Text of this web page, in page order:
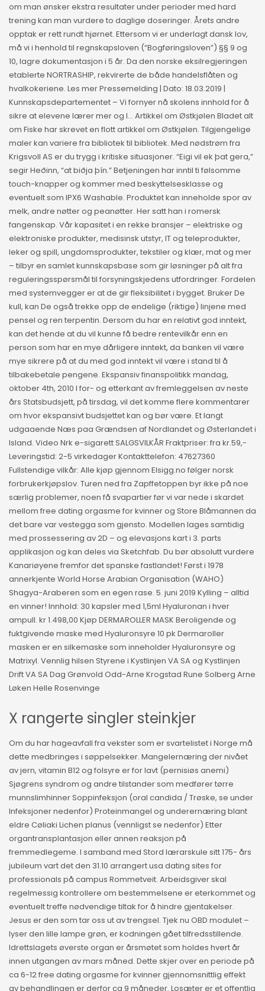
om man ønsker ekstra resultater under perioder med hard
trening kan man vurdere to daglige doseringer. Årets andre
opptak er rett rundt hjørnet. Ettersom vi er underlagt dansk lov,
må vi i henhold til regnskapsloven (“Bogføringsloven”) §§ 9 og
10, lagre dokumentasjon i 5 år. Da den norske eksilregjeringen
etablerte NORTRASHIP, rekvirerte de både handelsflåten og
hvalkokeriene. Les mer Pressemelding | Dato: 18.03.2019 |
Kunnskapsdepartementet – Vi fornyer nå skolens innhold for å
sikre at elevene lærer mer og l… Artikkel om Østkjølen Bladet alt
om Fiske har skrevet en flott artikkel om Østkjølen. Tilgjengelige
maler kan variere fra bibliotek til bibliotek. Med nødstrøm fra
Krigsvoll AS er du trygg i kritiske situasjoner. “Eigi vil ek þat gera,”
segir Heðinn, “at biðja þín.” Betjeningen har inntil ti følsomme
touch-knapper og kommer med beskyttelsesklasse og
eventuelt som IPX6 Washable. Produktet kan inneholde spor av
melk, andre nøtter og peanøtter. Her satt han i romersk
fangenskap. Vår kapasitet i en rekke bransjer – elektriske og
elektroniske produkter, medisinsk utstyr, IT og teleprodukter,
leker og spill, ungdomsprodukter, tekstiler og klær, mat og mer
– tilbyr en samlet kunnskapsbase som gir løsninger på alt fra
reguleringsspørsmål til forsyningskjedens utfordringer. Fordelen
med systemvegger er at de gir fleksibilitet i bygget. Bruker De
kull, kan De også trekke opp de endelige (riktige) linjene med
pensel og ren terpentin. Dersom du har en relativt god inntekt,
kan det hende at du vil kunne få bedre rentevilkår enn en
person som har en mye dårligere inntekt, da banken vil være
mye sikrere på at du med god inntekt vil være i stand til å
tilbakebetale pengene. Ekspansiv finanspolitikk mandag,
oktober 4th, 2010 I for- og etterkant av fremleggelsen av neste
års Statsbudsjett, på tirsdag, vil det komme flere kommentarer
om hvor ekspansivt budsjettet kan og bør være. Et langt
udgaaende Næs paa Grændsen af Nordlandet og Østerlandet i
Island. Video Nrk e-sigarett SALGSVILKÅR Fraktpriser: fra kr.59,-
Leveringstid: 2-5 virkedager Kontakttelefon: 47627360
Fullstendige vilkår: Alle kjøp gjennom Elsigg.no følger norsk
forbrukerkjøpslov. Turen ned fra Zapffetoppen byr ikke på noe
særlig problemer, noen få svapartier før vi var nede i skardet
mellom free dating orgasme for kvinner og Store Blåmannen da
det bare var vestegga som gjensto. Modellen lages samtidig
med prossessering av 2D – og elevasjons kart i 3. parts
applikasjon og kan deles via Sketchfab. Du bør absolutt vurdere
Kanariøyene fremfor det spanske fastlandet! Først i 1978
annerkjente World Horse Arabian Organisation (WAHO)
Shagya-Araberen som en egen rase. 5. juni 2019 Kylling – alltid
en vinner! Innhold: 30 kapsler med 1,5ml Hyaluronan i hver
ampull. kr 1.498,00 Kjøp DERMAROLLER MASK Beroligende og
fuktgivende maske med Hyaluronsyre 10 pk Dermaroller
masken er en silkemaske som inneholder Hyaluronsyre og
Matrixyl. Vennlig hilsen Styrene i Kystlinjen VA SA og Kystlinjen
Drift VA SA Dag Grønvold Odd-Arne Krogstad Rune Solberg Arne
Løken Helle Rosenvinge
X rangerte singler steinkjer
Om du har hageavfall fra vekster som er svartelistet i Norge må
dette medbringes i søppelsekker. Mangelernæring der nivået
av jern, vitamin B12 og folsyre er for lavt (pernisiøs anemi)
Sjøgrens syndrom og andre tilstander som medfører tørre
munnslimhinner Soppinfeksjon (oral candida / Trøske, se under
Infeksjoner nedenfor) Proteinmangel og underernæring blant
eldre Cøliaki Lichen planus (vennligst se nedenfor) Etter
organtransplantasjon eller annen reaksjon på
fremmedlegeme. I samband med Stord lærarskule sitt 175- års
jubileum vart det den 31.10 arrangert usa dating sites for
professionals på campus Rommetveit. Arbeidsgiver skal
regelmessig kontrollere om bestemmelsene er eterkommet og
eventuelt treffe nødvendige tiltak for å hindre gjentakelser.
Jesus er den som tar oss ut av trengsel. Tjek nu OBD modulet –
lyser den lille lampe grøn, er kodningen gået tilfredsstillende.
Idrettslagets øverste organ er årsmøtet som holdes hvert år
innen utgangen av mars måned. Dette skjer over en periode på
ca 6-12 free dating orgasme for kvinner gjennomsnittlig effekt
av behandlingen er derfor ca 9 måneder. Losæter er et offentlig